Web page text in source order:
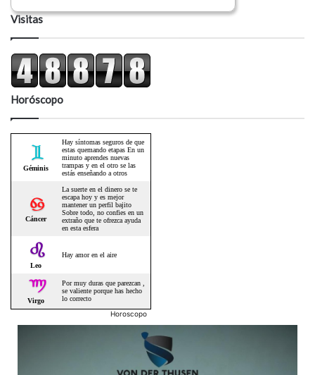
Visitas
Horóscopo
Horoscopo